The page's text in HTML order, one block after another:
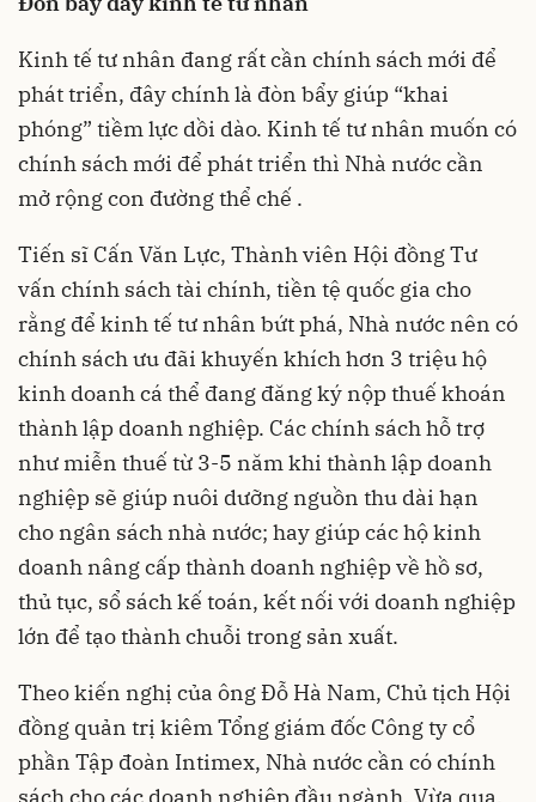
Kinh tế tư nhân đang rất cần chính sách mới để
phát triển, đây chính là đòn bẩy giúp “khai
phóng” tiềm lực dồi dào. Kinh tế tư nhân muốn có
chính sách mới để phát triển thì Nhà nước cần
mở rộng con đường thể chế .
Tiến sĩ Cấn Văn Lực, Thành viên Hội đồng Tư
vấn chính sách tài chính, tiền tệ quốc gia cho
rằng để kinh tế tư nhân bứt phá, Nhà nước nên có
chính sách ưu đãi khuyến khích hơn 3 triệu hộ
kinh doanh cá thể đang đăng ký nộp thuế khoán
thành lập doanh nghiệp. Các chính sách hỗ trợ
như miễn thuế từ 3-5 năm khi thành lập doanh
nghiệp sẽ giúp nuôi dưỡng nguồn thu dài hạn
cho ngân sách nhà nước; hay giúp các hộ kinh
doanh nâng cấp thành doanh nghiệp về hồ sơ,
thủ tục, sổ sách kế toán, kết nối với doanh nghiệp
lớn để tạo thành chuỗi trong sản xuất.
Theo kiến nghị của ông Đỗ Hà Nam, Chủ tịch Hội
đồng quản trị kiêm Tổng giám đốc Công ty cổ
phần Tập đoàn Intimex, Nhà nước cần có chính
sách cho các doanh nghiệp đầu ngành. Vừa qua,